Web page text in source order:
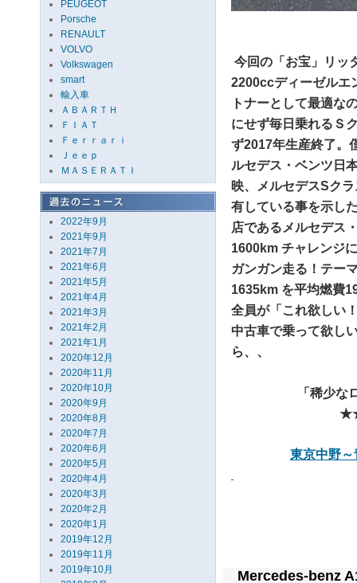
PEUGEOT
Porsche
RENAULT
VOLVO
Volkswagen
smart
輸入車
ＡＢＡＲＴＨ
ＦＩＡＴ
Ｆｅｒｒａｒｉ
Ｊｅｅｐ
ＭＡＳＥＲＡＴＩ
2022年9月
2021年9月
2021年7月
2021年6月
2021年5月
2021年4月
2021年3月
2021年2月
2021年1月
2020年12月
2020年11月
2020年10月
2020年9月
2020年8月
2020年7月
2020年6月
2020年5月
2020年4月
2020年3月
2020年2月
2020年1月
2019年12月
2019年11月
2019年10月
今回の「お宝」リッ
2200ccディーゼルエ
トナーとして最適な
にせず毎日乗れるＳ
ず2017年生産終了。
ルセデス・ベンツ日
映、メルセデスSク
有している事を示し
店であるメルセデス
1600km チャレンジ
ガンガン走る！テー
1635km を平均燃費
全員が「これ欲しい
中古車で乗って欲し
ら、、
「稀少な
東京中野～
Mercedes-benz